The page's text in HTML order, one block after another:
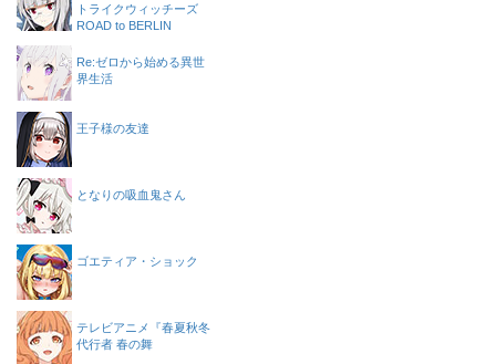
トライクウィッチーズ
ROAD to BERLIN
Re:ゼロから始める異世
界生活
王子様の友達
となりの吸血鬼さん
ゴエティア・ショック
テレビアニメ『春夏秋冬
代行者 春の舞